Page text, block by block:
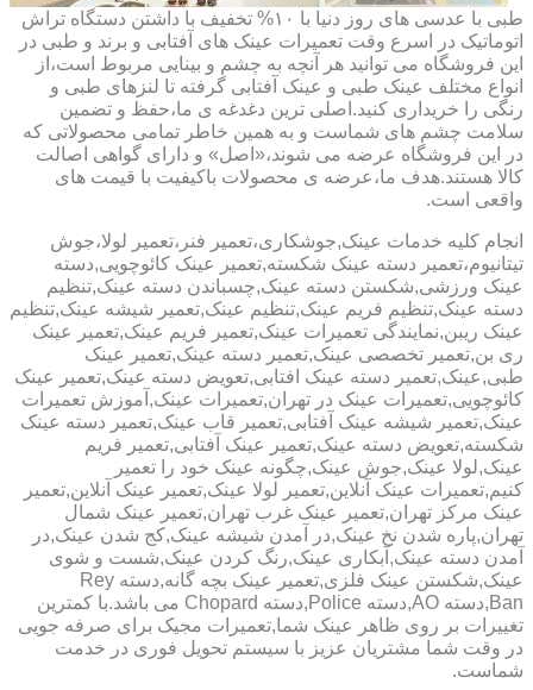
طبی با عدسی های روز دنیا با ۱۰% تخفیف با داشتن دستگاه تراش
اتوماتیک در اسرع وقت تعمیرات عینک های آفتابی و برند و طبی در
این فروشگاه می توانید هر آنچه به چشم و بینایی مربوط است،از
انواع مختلف عینک طبی و عینک آفتابی گرفته تا لنزهای طبی و
رنگی را خریداری کنید.اصلی ترین دغدغه ی ما،حفظ و تضمین
سلامت چشم های شماست و به همین خاطر تمامی محصولاتی که
در این فروشگاه عرضه می شوند،«اصل» و دارای گواهی اصالت
کالا هستند.هدف ما،عرضه ی محصولات باکیفیت با قیمت های
واقعی است.
انجام کلیه خدمات عینک,جوشکاری،تعمیر فنر،تعمیر لولا،جوش
تیتانیوم،تعمیر دسته عینک شکسته,تعمیر عینک کائوچویی,دسته
عینک ورزشی,شکستن دسته عینک,چسباندن دسته عینک,تنظیم
دسته عینک,تنظیم فریم عینک,تنظیم عینک,تعمیر شیشه عینک,تنظیم
عینک ریبن,نمایندگی تعمیرات عینک,تعمیر فریم عینک,تعمیر عینک
ری بن,تعمیر تخصصی عینک,تعمیر دسته عینک,تعمیر عینک
طبی,عینک,تعمیر دسته عینک افتابی,تعویض دسته عینک,تعمیر عینک
کائوچویی,تعمیرات عینک در تهران,تعمیرات عینک,آموزش تعمیرات
عینک,تعمیر شیشه عینک آفتابی,تعمیر قاب عینک,تعمیر دسته عینک
شکسته,تعویض دسته عینک,تعمیر عینک آفتابی,تعمیر فریم
عینک,لولا عینک,جوش عینک,چگونه عینک خود را تعمیر
کنیم,تعمیرات عینک آنلاین,تعمیر لولا عینک,تعمیر عینک آنلاین,تعمیر
عینک مرکز تهران,تعمیر عینک غرب تهران,تعمیر عینک شمال
تهران,پاره شدن نخ عینک,در آمدن شیشه عینک,کج شدن عینک,در
آمدن دسته عینک,آبکاری عینک,رنگ کردن عینک,شست و شوی
عینک,شکستن عینک فلزی,تعمیر عینک بچه گانه,دسته Rey
Ban,دسته AO,دسته Police,دسته Chopard می باشد.با کمترین
تغییرات بر روی ظاهر عینک شما,تعمیرات مجیک برای صرفه جویی
در وقت شما مشتریان عزیز با سیستم تحویل فوری در خدمت
شماست.